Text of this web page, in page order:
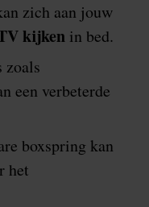
zich aan jouw
kijken in bed.
zoals
een verbeterde
boxspring kan
het